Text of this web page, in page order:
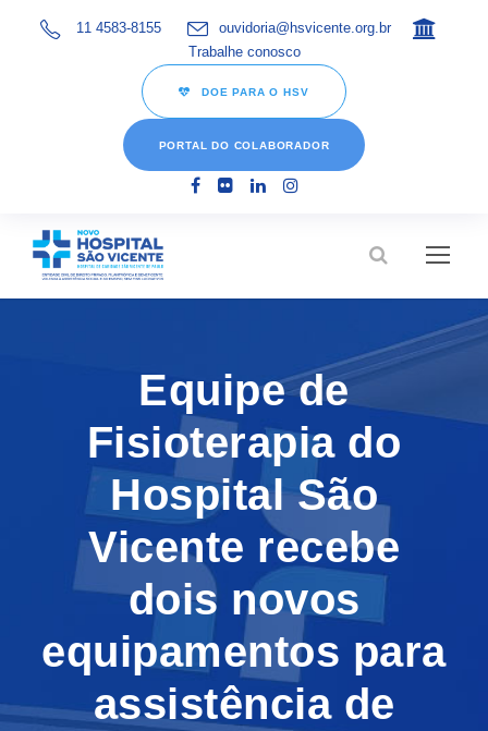
11 4583-8155
ouvidoria@hsvicente.org.br
Trabalhe conosco
DOE PARA O HSV
PORTAL DO COLABORADOR
Equipe de
Fisioterapia do
Hospital São
Vicente recebe
dois novos
equipamentos para
assistência de